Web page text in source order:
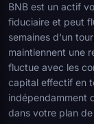
BNB est un actif
fiduciaire et peut
semaines d'un
maintiennent une
fluctue avec les
capital effectif en
indépendamment
dans votre plan